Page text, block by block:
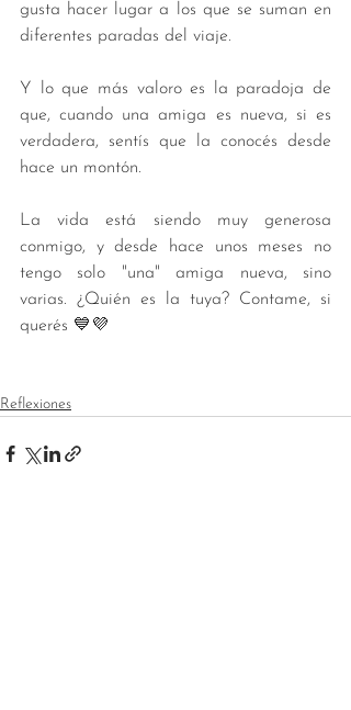
gusta hacer lugar a los que se suman en
diferentes paradas del viaje.
Y lo que más valoro es la paradoja de
que, cuando una amiga es nueva, si es
verdadera, sentís que la conocés desde
hace un montón.
La vida está siendo muy generosa
conmigo, y desde hace unos meses no
tengo solo "una" amiga nueva, sino
varias. ¿Quién es la tuya? Contame, si
querés 💙💜
Reflexiones